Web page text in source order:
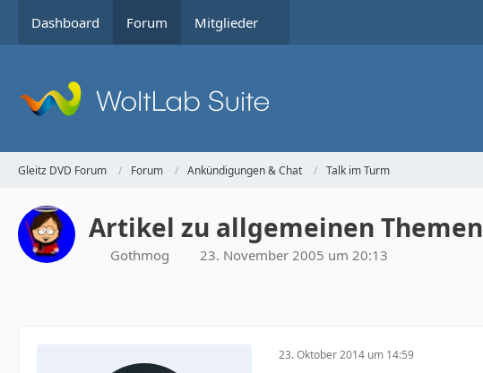
Dashboard Forum Mitglieder
Gleitz DVD Forum Forum Ankündigungen & Chat Talk im Turm
Artikel zu allgemeinen Themen
Gothmog 23. November 2005 um 20:13
23. Oktober 2014 um 14:59